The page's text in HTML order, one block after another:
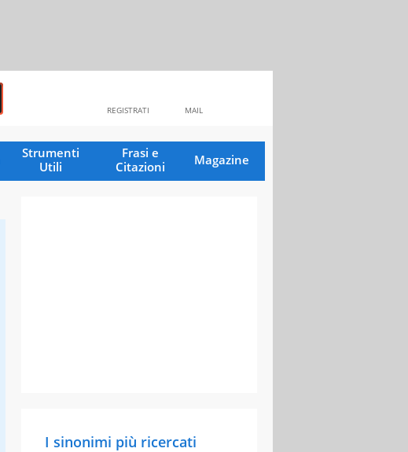
MAIL
REGISTRATI
Strumenti
Utili
Frasi e
Citazioni
Magazine
I sinonimi più ricercati